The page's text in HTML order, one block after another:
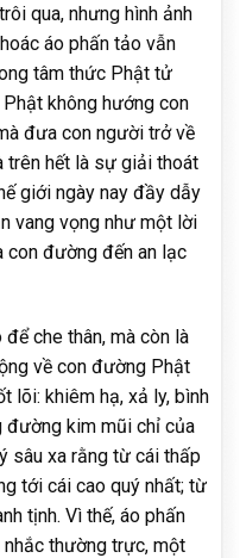
qua, nhưng hình ảnh
áo phấn tảo vẫn
tâm thức Phật tử
không hướng con
đưa con người trở về
trên hết là sự giải thoát
giới ngày nay đầy dẫy
vang vọng như một lời
con đường đến an lạc
che thân, mà còn là
về con đường Phật
lõi: khiêm hạ, xả ly, bình
đường kim mũi chỉ của
sâu xa rằng từ cái thấp
tới cái cao quý nhất; từ
tịnh. Vì thế, áo phấn
thường trực, một